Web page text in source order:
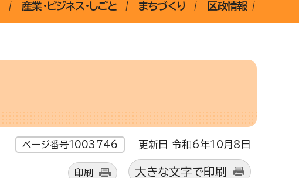
産業・ビジネス・しごと まちづくり 区政情報
ページ番号1003746 更新日 令和6年10月8日
印刷 大きな文字で印刷